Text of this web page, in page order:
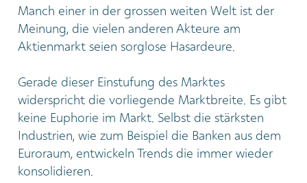
Manch einer in der grossen weiten Welt ist der
Meinung, die vielen anderen Akteure am
Aktienmarkt seien sorglose Hasardeure.
Gerade dieser Einstufung des Marktes
widerspricht die vorliegende Marktbreite. Es gibt
keine Euphorie im Markt. Selbst die stärksten
Industrien, wie zum Beispiel die Banken aus dem
Euroraum, entwickeln Trends die immer wieder
konsolidieren.